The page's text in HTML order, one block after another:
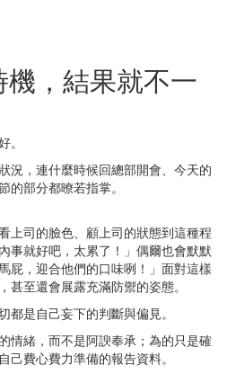
，結果就不一
況，連什麼時候回總部開會、今天的
的部分都暸若指掌。
上司的臉色、顧上司的狀態到這種程
事就好吧，太累了！」偶爾也會默默
屁，迎合他們的口味咧！」面對這樣
甚至還會展露充滿防禦的姿態。
都是自己妄下的判斷與偏見。
情緒，而不是阿諛奉承；為的只是確
費心費力準備的報告資料。